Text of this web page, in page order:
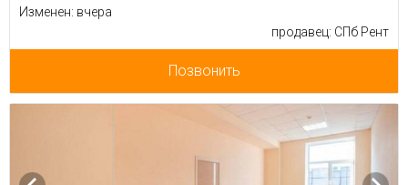
Изменен: вчера
продавец: СПб Рент
Позвонить